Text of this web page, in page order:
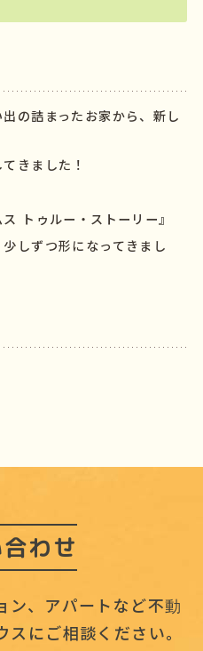
出の詰まったお家から、新し
きました！
トゥルー・ストーリー』
少しずつ形になってきまし
わせ
ン、アパートなど不動
スにご相談ください。